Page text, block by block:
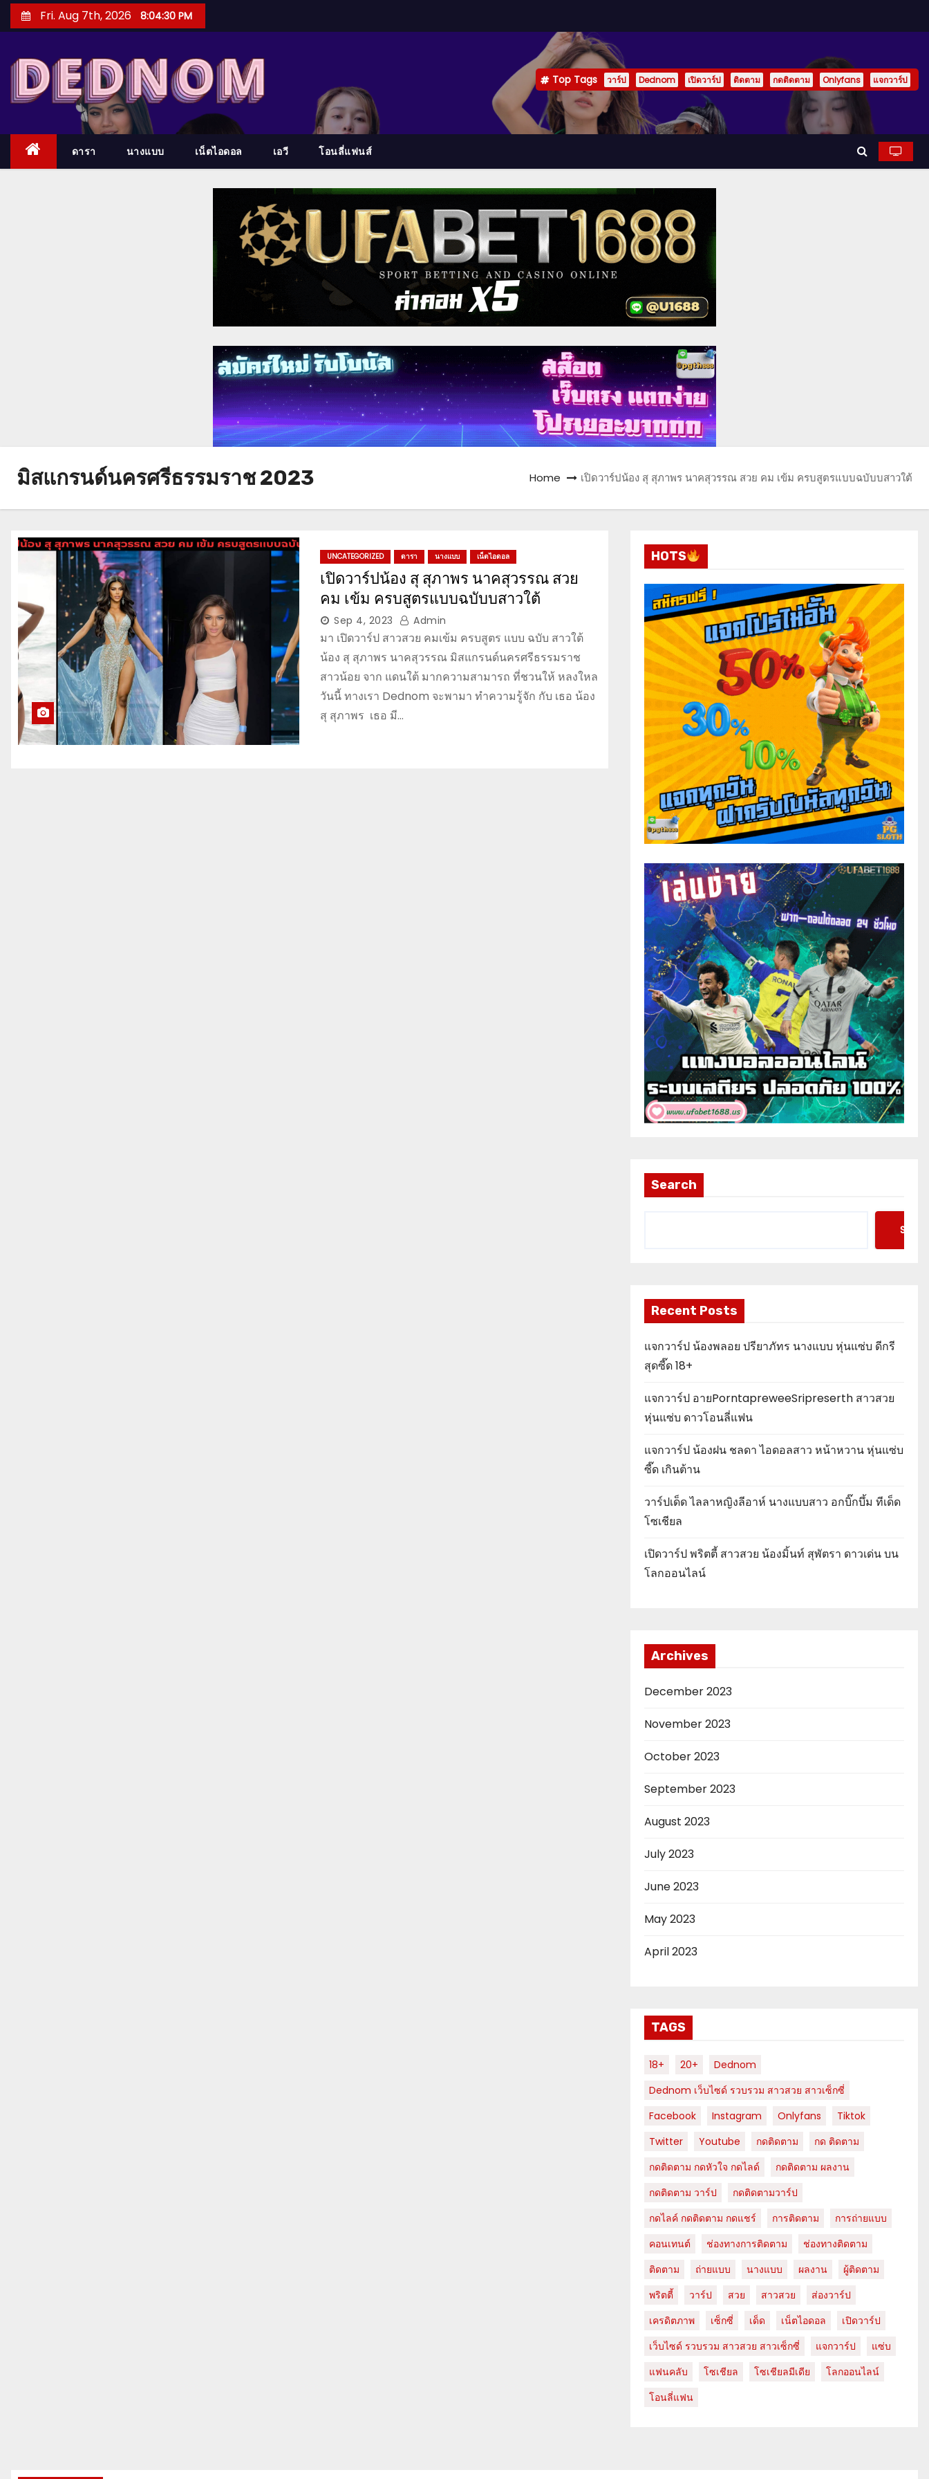
k
Fri. Aug 7th, 2026 8:04:31 PM
Top Tags วาร์ป Dednom เปิดวาร์ป ติดตาม กดติดตาม Onlyfans แจกวาร์ป
ดารา นางแบบ เน็ตไอดอล เอวี โอนลี่แฟนส์
มิสแกรนด์นครศรีธรรมราช 2023 Home เปิดวาร์ปน้อง สุ สุภาพร นาคสุวรรณ สวย คม เข้ม ครบสูตรแบบฉบับบสาวใต้
UNCATEGORIZED ดารา นางแบบ เน็ตไอดอล
เปิดวาร์ปน้อง สุ สุภาพร นาคสุวรรณ สวย
คม เข้ม ครบสูตรแบบฉบับบสาวใต้
Sep 4, 2023 Admin
มา เปิดวาร์ป สาวสวย คมเข้ม ครบสูตร แบบ ฉบับ สาวใต้
น้อง สุ สุภาพร นาคสุวรรณ มิสแกรนด์นครศรีธรรมราช
สาวน้อย จาก แดนใต้ มากความสามารถ ที่ชวนให้ หลงใหล
วันนี้ ทางเรา Dednom จะพามา ทำความรู้จัก กับ เธอ น้อง
สุ สุภาพร เธอ มี…
HOTS
Search
Recent Posts
แจกวาร์ป น้องพลอย ปรียาภัทร นางแบบ หุ่นแซ่บ ดีกรี
สุดซี๊ด 18+
แจกวาร์ป อายPorntapreweeSripreserth สาวสวย
หุ่นแซ่บ ดาวโอนลี่แฟน
แจกวาร์ป น้องฝน ชลดา ไอดอลสาว หน้าหวาน หุ่นแซ่บ
ซี๊ด เกินต้าน
วาร์ปเด็ด ไลลาหญิงลีอาห์ นางแบบสาว อกบิ๊กบึ้ม ทีเด็ด
โซเชียล
เปิดวาร์ป พริตตี้ สาวสวย น้องมิ้นท์ สุพัตรา ดาวเด่น บน
โลกออนไลน์
Archives
December 2023
November 2023
October 2023
September 2023
August 2023
July 2023
June 2023
May 2023
April 2023
TAGS
18+ 20+
Dednom
Dednom เว็บไซด์ รวบรวม สาวสวย สาวเซ็กซี่
Facebook
Instagram Onlyfans
Tiktok
Twitter
Youtube กดติดตาม
กด ติดตาม
กดติดตาม กดหัวใจ กดไลด์
กดติดตาม ผลงาน
กดติดตาม วาร์ป
กดติดตามวาร์ป
กดไลค์ กดติดตาม กดแชร์
การติดตาม
การถ่ายแบบ
คอนเทนต์
ช่องทางการติดตาม
ช่องทางติดตาม
ติดตาม
ถ่ายแบบ นางแบบ ผลงาน
ผู้ติดตาม
พริตตี้
วาร์ป สวย สาวสวย
ส่องวาร์ป
เครดิตภาพ
เซ็กซี่ เด็ด เน็ตไอดอล
เปิดวาร์ป
เว็บไซด์ รวบรวม สาวสวย สาวเซ็กซี่
แจกวาร์ป
แซ่บ
แฟนคลับ
โซเชียล โซเชียลมีเดีย
โลกออนไลน์
โอนลี่แฟน